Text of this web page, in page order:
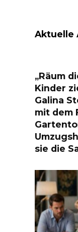
Aktuelle
„Räum
Kinder
Galina
mit dem
sie die